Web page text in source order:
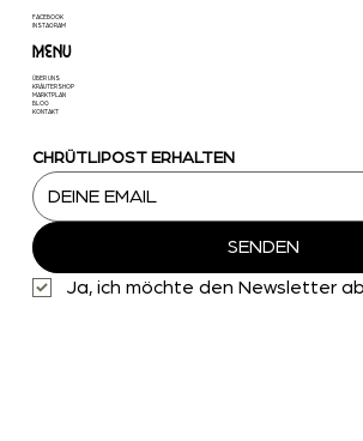
FACEBOOK
INSTAGRAM
MENU
ÜBER UNS
KRÄUTERSHOP
MARKTPLAN
BLOG
KONTAKT
CHRÜTLIPOST ERHALTEN
SENDEN
Ja, ich möchte den Newsletter